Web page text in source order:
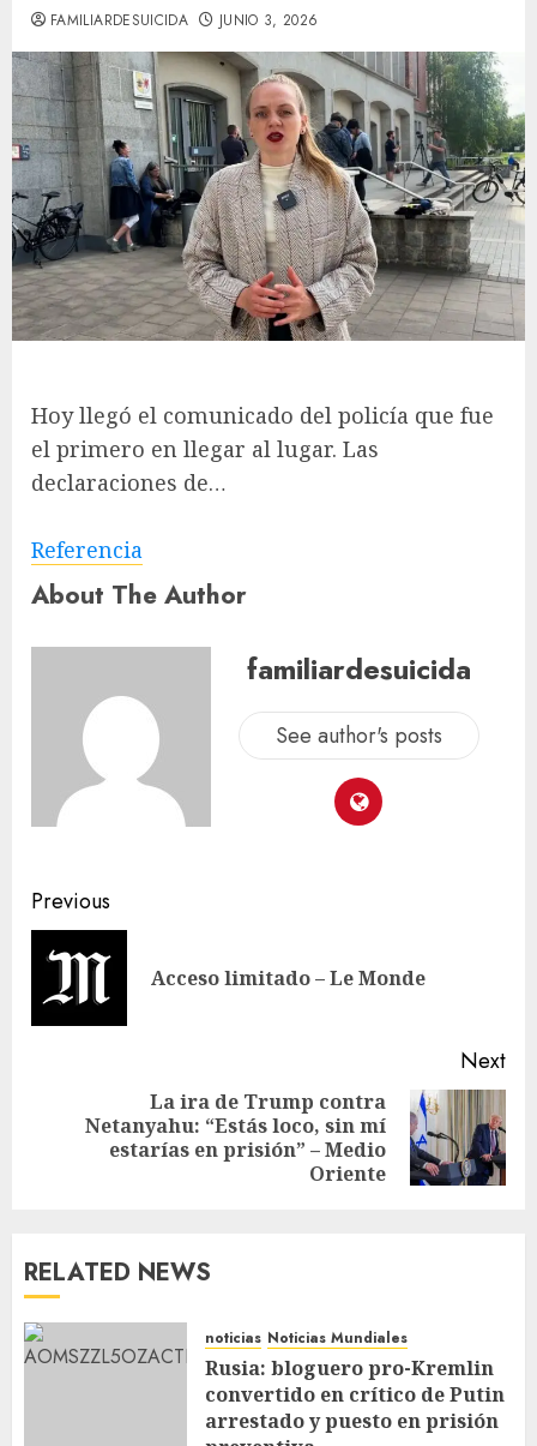
FAMILIARDESUICIDA JUNIO 3, 2026
Hoy llegó el comunicado del policía que fue
el primero en llegar al lugar. Las
declaraciones de…
Referencia
About The Author
familiardesuicida
See author's posts
Previous
Acceso limitado – Le Monde
Next
La ira de Trump contra
Netanyahu: “Estás loco, sin mí
estarías en prisión” – Medio
Oriente
RELATED NEWS
noticias Noticias Mundiales
Rusia: bloguero pro-Kremlin
convertido en crítico de Putin
arrestado y puesto en prisión